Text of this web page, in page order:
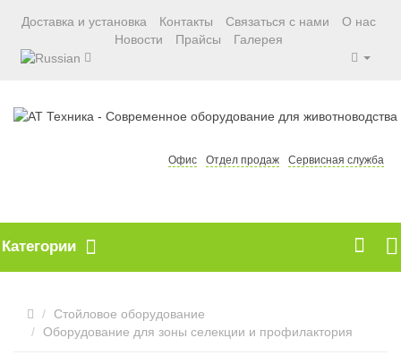
Доставка и установка Контакты Связаться с нами
О нас
Новости
Прайсы Галерея
Офис Отдел продаж Сервисная служба
Категории
Стойловое оборудование
Оборудование для зоны селекции и профилактория